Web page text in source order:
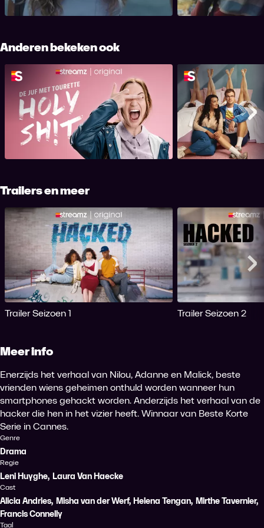
tot een
Anderen bekeken ook
Holy Sh!t
Trailers en meer
Trailer Seizoen 1 Trailer Seizoen 2
Meer info
Enerzijds het verhaal van Nilou, Adanne en Malick, beste
vrienden wiens geheimen onthuld worden wanneer hun
smartphones gehackt worden. Anderzijds het verhaal van de
hacker die hen in het vizier heeft. Winnaar van Beste Korte
Serie in Cannes.
Genre
Drama
Regie
Leni Huyghe, Laura Van Haecke
Cast
Alicia Andries, Misha van der Werf, Helena Tengan, Mirthe Tavernier,
Francis Connelly
Taal